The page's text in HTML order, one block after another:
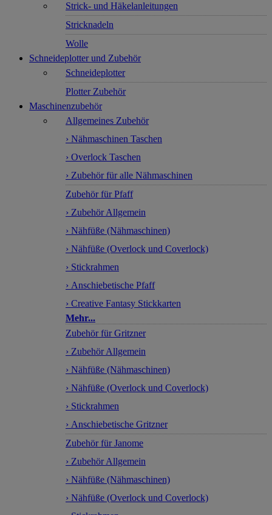
Strick- und Häkelanleitungen
Stricknadeln
Wolle
Schneideplotter und Zubehör
Schneideplotter
Plotter Zubehör
Maschinenzubehör
Allgemeines Zubehör
› Nähmaschinen Taschen
› Overlock Taschen
› Zubehör für alle Nähmaschinen
Zubehör für Pfaff
› Zubehör Allgemein
› Nähfüße (Nähmaschinen)
› Nähfüße (Overlock und Coverlock)
› Stickrahmen
› Anschiebetische Pfaff
› Creative Fantasy Stickkarten
Mehr...
Zubehör für Gritzner
› Zubehör Allgemein
› Nähfüße (Nähmaschinen)
› Nähfüße (Overlock und Coverlock)
› Stickrahmen
› Anschiebetische Gritzner
Zubehör für Janome
› Zubehör Allgemein
› Nähfüße (Nähmaschinen)
› Nähfüße (Overlock und Coverlock)